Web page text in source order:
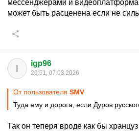
мессенджерами и
может быть расценена если не
I igp96
20:51, 07.03.2026
От пользователя SMV
Туда ему и дорога, если Дуров
Так он теперя вроде как бы хранцуз